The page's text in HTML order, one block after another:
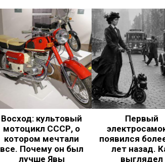
Восход: культовый
мотоцикл СССР, о
котором мечтали
все. Почему он был
лучше Явы
Первый
появился
лет назад.
выглядел